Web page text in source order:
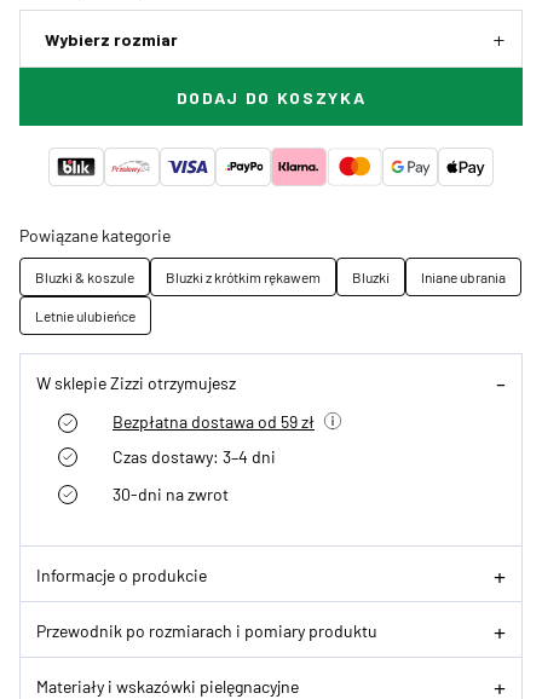
Wybierz rozmiar
DODAJ DO KOSZYKA
Powiązane kategorie
Bluzki & koszule Bluzki z krótkim rękawem Bluzki
lniane ubrania
Letnie ulubieńce
W sklepie Zizzi otrzymujesz
Bezpłatna dostawa od 59 zł
Czas dostawy: 3–4 dni
30-dni na zwrot
Informacje o produkcie
Przewodnik po rozmiarach i pomiary produktu
Materiały i wskazówki pielęgnacyjne